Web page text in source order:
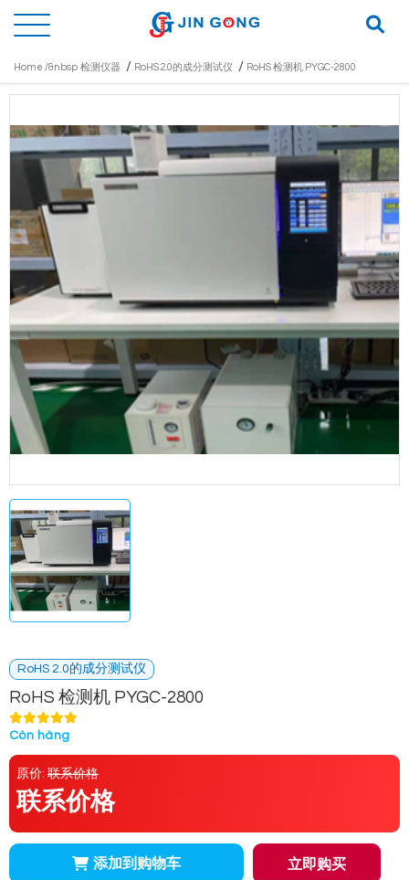
Home /&nbsp 检测仪器 / RoHS 2.0的成分测试仪 / RoHS 检测机 PYGC-2800
RoHS 2.0的成分测试仪
RoHS 检测机 PYGC-2800
Còn hàng
原价: 联系价格
联系价格
添加到购物车 立即购买